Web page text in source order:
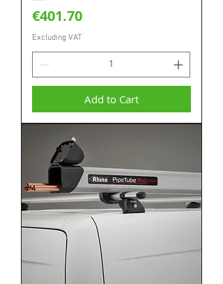
Price
€401.70
Excluding VAT
Add to Cart